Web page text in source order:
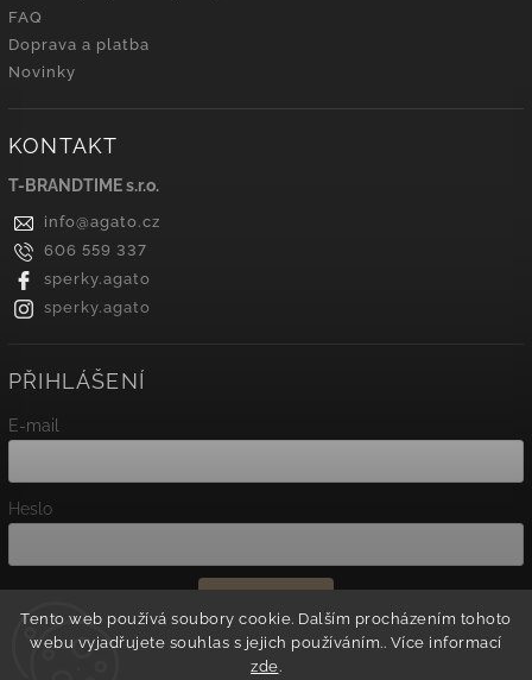
Tento web používá soubory cookie. Dalším procházením tohoto
webu vyjadřujete souhlas s jejich používáním.. Více informací
zde.
FAQ
Doprava a platba
Novinky
KONTAKT
T-BRANDTIME s.r.o.
info@agato.cz
606 559 337
sperky.agato
sperky.agato
PŘIHLÁŠENÍ
E-mail
Heslo
Nová registrace